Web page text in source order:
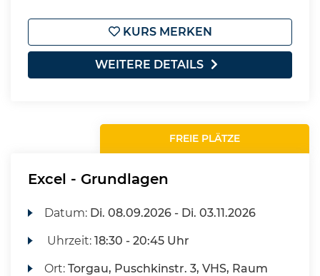
KURS MERKEN
WEITERE DETAILS
FREIE PLÄTZE
Excel - Grundlagen
Datum: Di. 08.09.2026 - Di. 03.11.2026
Uhrzeit:18:30 - 20:45 Uhr
Ort:Torgau, Puschkinstr. 3, VHS, Raum